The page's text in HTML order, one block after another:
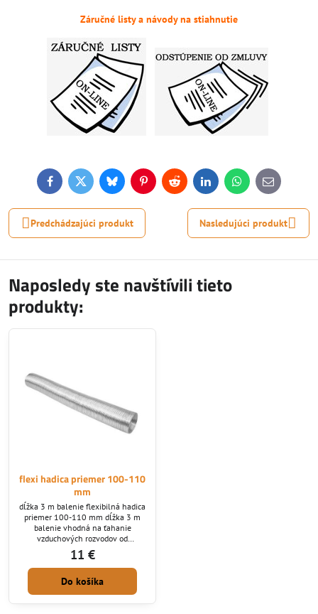
Záručné listy a návody na stiahnutie
FacebookTwitterBlueskyPinterestReddit LinkedInWhatsApp
E-
mail
Predchádzajúci produkt Nasledujúci produkt
Naposledy ste navštívili tieto
produkty:
flexi hadica priemer 100-110
mm
dĺžka 3 m balenie flexibilná hadica
priemer 100-110 mm dĺžka 3 m
balenie vhodná na ťahanie
vzduchových rozvodov od
vykurovacieho telesa odolnosť 250
°C - Záruka: 24 mesiacov. Výrobca:
ALUFLEX
11 €
Do košíka